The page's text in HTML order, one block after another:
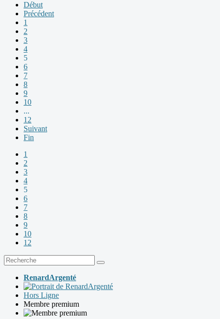
Début
Précédent
1
2
3
4
5
6
7
8
9
10
...
12
Suivant
Fin
1
2
3
4
5
6
7
8
9
10
12
RenardArgenté
Hors Ligne
Membre premium